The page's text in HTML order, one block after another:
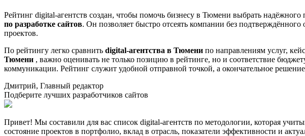
Рейтинг digital-агентств создан, чтобы помочь бизнесу в Тюмени выбрать
по разработке сайтов. Он позволяет быстро отсеять компании без
проектов.
По рейтингу легко сравнить digital-агентства в Тюмени по направлениям услуг,
Тюмени , важно оценивать не только позицию в рейтинге, но и соответствие
коммуникации. Рейтинг служит удобной отправной точкой, а окончательное
Дмитрий, Главный редактор
Подберите лучших разработчиков сайтов
Привет! Мы составили для вас список digital-агентств по методологии, которая
состояние проектов в портфолио, вклад в отрасль, показатели эффективности и